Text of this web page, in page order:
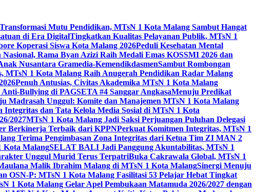
Transformasi Mutu Pendidikan, MTsN 1 Kota Malang Sambut Hangat
di Era DigitalTingkatkan Kualitas Pelayanan Publik, MTsN 1
Koperasi Siswa Kota Malang 2026Peduli Kesehatan Mental
Rama Byan Azizi Raih Medali Emas KOSSMI 2026 dan
Nusantara Gramedia-KemendikdasmenSambut Rombongan
MTsN 1 Kota Malang Raih Anugerah Pendidikan Radar Malang
Penuh Antusias, Civitas Akademika MTsN 1 Kota Malang
Bullying di PAGSETA #4 Sanggar AngkasaMenuju Predikat
Madrasah Unggul: Komite dan Manajemen MTsN 1 Kota Malang
dan Tata Kelola Media Sosial di MTsN 1 Kota
2027MTsN 1 Kota Malang Jadi Saksi Perjuangan Puluhan Delegasi
Berkinerja Terbaik dari KPPNPerkuat Komitmen Integritas, MTsN 1
Terima Pengimbasan Zona Integritas dari Ketua Tim ZI MAN 2
Kota MalangSELAT BALI Jadi Panggung Akuntabilitas, MTsN 1
Unggul Murid Terus TerpatriBuka Cakrawala Global, MTsN 1
Malik Ibrahim Malang di MTsN 1 Kota MalangSinergi Menuju
OSN-P: MTsN 1 Kota Malang Fasilitasi 53 Pelajar Hebat Tingkat
1 Kota Malang Gelar Apel Pembukaan Matamuda 2026/2027 dengan